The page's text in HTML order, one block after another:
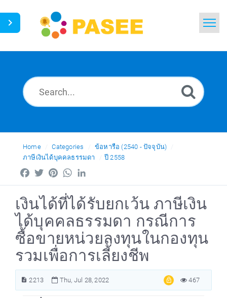
News
Ask a Question
Home Categories
ข้อหารือ (2540 - ปัจจุบัน)
ภาษีเงินได้บุคคลธรรมดา
ปี 2558
FacebookTwitterPinterestWhatsApp
เงินได้ที่ได้รับยกเว้น ภาษีเงิน
ได้บุคคลธรรมดา กรณีการ
ซื้อขายหน่วยลงทุนในกองทุน
รวมเพื่อการเลี้ยงชีพ
2213 Thu, Jul 28, 2022 467